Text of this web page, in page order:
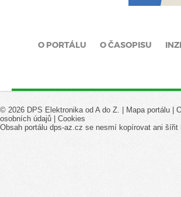
O PORTÁLU O ČASOPISU
© 2026 DPS Elektronika od A do Z. | Mapa portálu
osobních údajů
Cookies
Obsah portálu dps-az.cz se nesmí kopírovat ani